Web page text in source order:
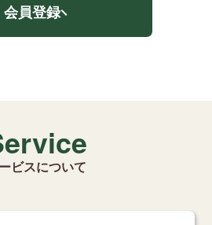
会員登録
ビスについて